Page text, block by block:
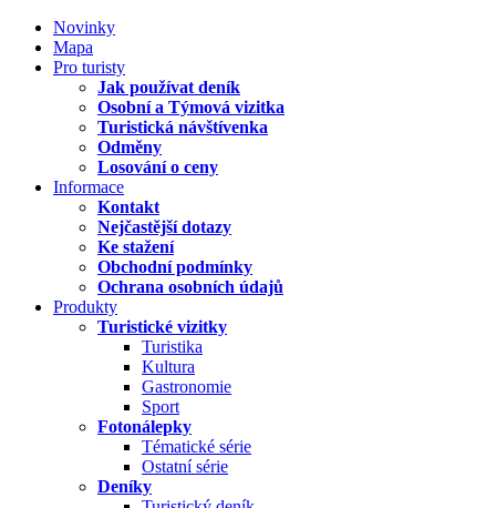
Novinky
Mapa
Pro turisty
Jak používat deník
Osobní a Týmová vizitka
Turistická návštívenka
Odměny
Losování o ceny
Informace
Kontakt
Nejčastější dotazy
Ke stažení
Obchodní podmínky
Ochrana osobních údajů
Produkty
Turistické vizitky
Turistika
Kultura
Gastronomie
Sport
Fotonálepky
Tématické série
Ostatní série
Deníky